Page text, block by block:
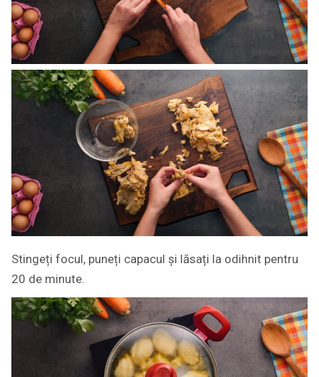
Stingeți focul, puneți capacul și lăsați la odihnit pentru
20 de minute.